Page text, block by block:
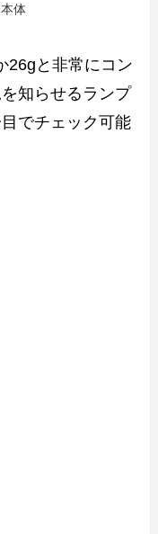
体
26gと非常にコン
知らせるランプ
でチェック可能